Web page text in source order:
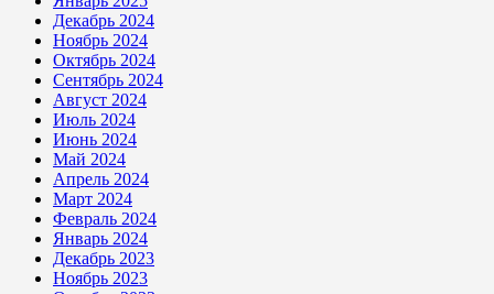
Декабрь 2024
Ноябрь 2024
Октябрь 2024
Сентябрь 2024
Август 2024
Июль 2024
Июнь 2024
Май 2024
Апрель 2024
Март 2024
Февраль 2024
Январь 2024
Декабрь 2023
Ноябрь 2023